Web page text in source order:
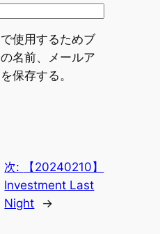
使用するためブ
名前、メールア
保存する。
次:
【20240210】
Investment Last
Night
→